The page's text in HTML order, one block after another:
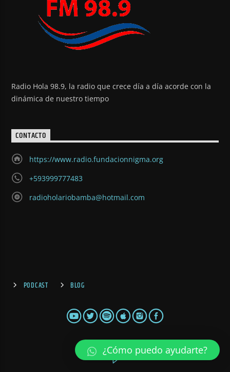
Radio Hola 98.9, la radio que crece día a día acorde con la
dinámica de nuestro tiempo
CONTACTO
https://www.radio.fundacionnigma.org
+593999777483
radioholariobamba@hotmail.com
PODCAST BLOG
¿Cómo puedo ayudarte?